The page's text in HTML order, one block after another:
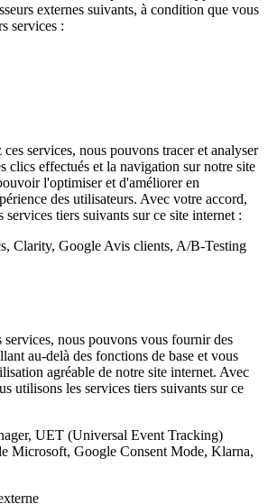
externes suivants, à condition que vous
services :
ces services, nous pouvons tracer et analyser
clics effectués et la navigation sur notre site
l'optimiser et d'améliorer en
des utilisateurs. Avec votre accord,
services tiers suivants sur ce site internet :
Clarity, Google Avis clients, A/B-Testing
services, nous pouvons vous fournir des
au-delà des fonctions de base et vous
agréable de notre site internet. Avec
utilisons les services tiers suivants sur ce
UET (Universal Event Tracking)
Microsoft, Google Consent Mode, Klarna,